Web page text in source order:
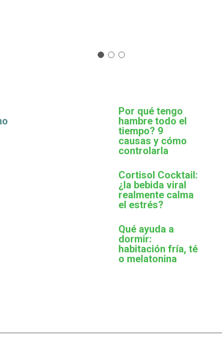
Por qué tengo
hambre todo el
tiempo? 9
causas y cómo
controlarla
Cortisol Cocktail:
¿la bebida viral
realmente calma
el estrés?
Qué ayuda a
dormir:
habitación fría, té
o melatonina